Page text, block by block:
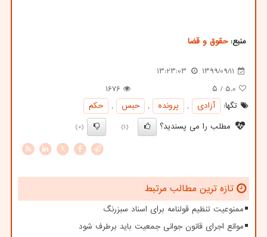
منبع:حقوق و قضا
1399/09/11
13:23:03
5.0 / ۵
1676
تگها:
آزادی , پرونده , حبس ,
حكم
مطلب را می پسندید؟
(1)
(0)
X
تازه ترین مطالب مرتبط
ممنوعیت تنظیم قولنامه برای اسناد سبزرنگ
موانع اجرای قانون جوانی جمعیت باید برطرف شود